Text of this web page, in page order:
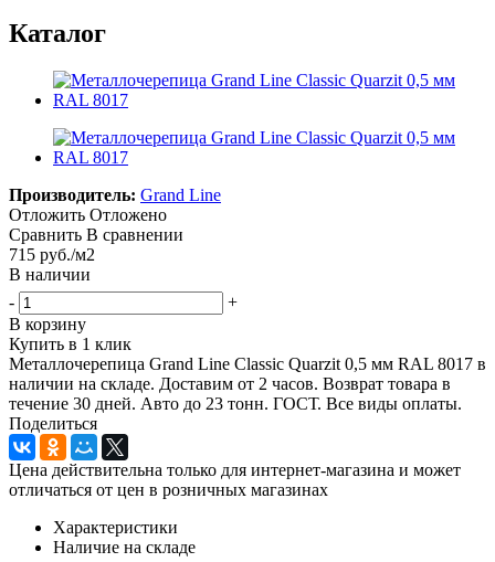
Каталог
Производитель: Grand Line
Отложить Отложено
Сравнить В сравнении
715 руб./м2
В наличии
-
+
В корзину
Купить в 1 клик
Металлочерепица Grand Line Classic Quarzit 0,5 мм RAL 8017 в
наличии на складе. Доставим от 2 часов. Возврат товара в
течение 30 дней. Авто до 23 тонн. ГОСТ. Все виды оплаты.
Поделиться
Цена действительна только для интернет-магазина и может
отличаться от цен в розничных магазинах
Характеристики
Наличие на складе